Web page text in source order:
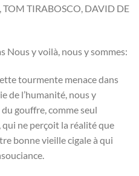
TOM TIRABOSCO, DAVID DE
Nous y voilà, nous y sommes:
tourmente menace dans
de l’humanité, nous y
gouffre, comme seul
qui ne perçoit la réalité que
bonne vieille cigale à qui